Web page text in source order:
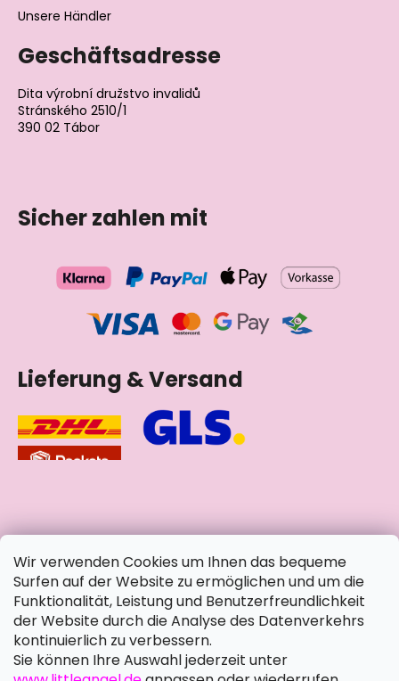
Wir verwenden Cookies um Ihnen das bequeme
Surfen auf der Website zu ermöglichen und um die
Funktionalität, Leistung und Benutzerfreundlichkeit
der Website durch die Analyse des Datenverkehrs
kontinuierlich zu verbessern.
Sie können Ihre Auswahl jederzeit unter
Unsere Händler
Geschäftsadresse
Dita výrobní družstvo invalidů
Stránského 2510/1
390 02 Tábor
Sicher zahlen mit
Lieferung & Versand
soziale Netzwerke